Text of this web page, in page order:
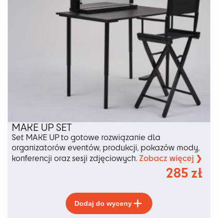
MAKE UP SET
Set MAKE UP to gotowe rozwiązanie dla
organizatorów eventów, produkcji, pokazów mody,
konferencji oraz sesji zdjęciowych. Zobacz więcej ❯
285 zł
Dodaj do wyceny
produkt